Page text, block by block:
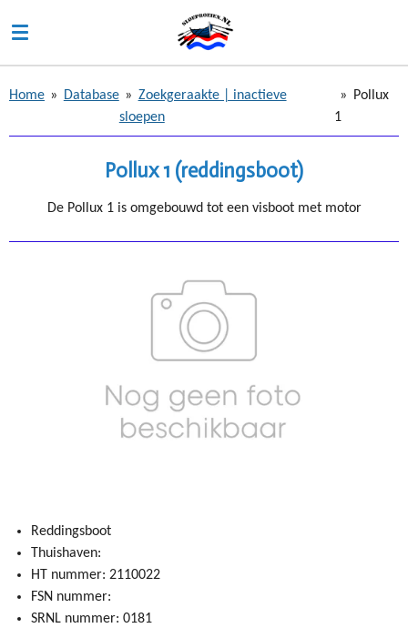
direct
naar
hoofdinhoud
Home » Database » Zoekgeraakte | inactieve
sloepen
»
Pollux
1
Pollux 1 (reddingsboot)
De Pollux 1 is omgebouwd tot een visboot met motor
Reddingsboot
Thuishaven:
HT nummer: 2110022
FSN nummer:
SRNL nummer: 0181